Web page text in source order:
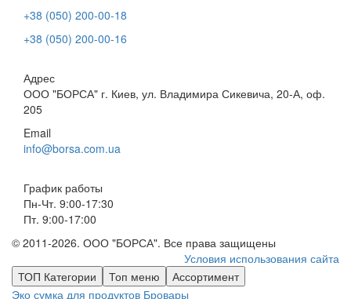
+38 (050) 200-00-18
+38 (050) 200-00-16
Адрес
ООО "БОРСА" г. Киев, ул. Владимира Сикевича, 20-А, оф.
205
Email
info@borsa.com.ua
График работы
Пн-Чт. 9:00-17:30
Пт. 9:00-17:00
© 2011-2026. ООО "БОРСА". Все права защищены
Условия использования сайта
ТОП Категории
Топ меню
Ассортимент
Эко сумка для продуктов Бровары